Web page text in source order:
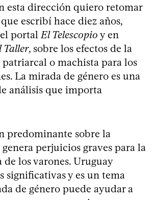
esta dirección quiero retomar
escribí hace diez años,
portalEl Telescopio y en
Taller, sobre los efectos de la
o machista para los
La mirada de género es una
análisis que importa
predominante sobre la
perjuicios graves para la
de los varones. Uruguay
significativas y es un tema
de género puede ayudar a